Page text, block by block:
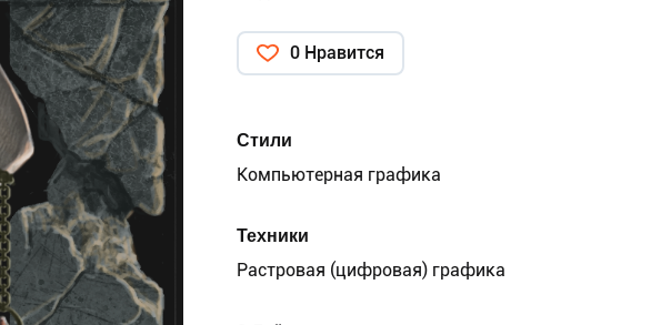
0 Нравится
Стили
Компьютерная графика
Техники
Растровая (цифровая) графика